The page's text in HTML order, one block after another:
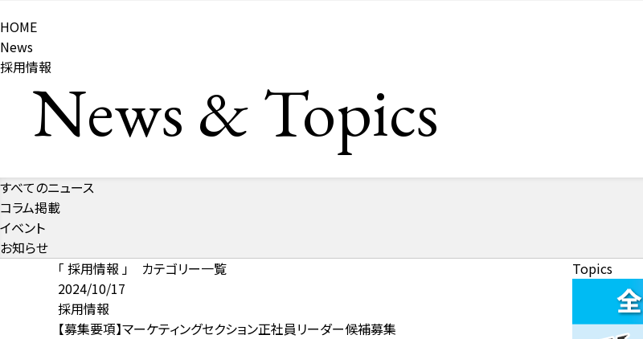
HOME
News
採用情報News & Topics
すべてのニュース
コラム掲載
イベント
お知らせ
「 採用情報 」 カテゴリー一覧
2024/10/17
採用情報
【募集要項】マーケティングセクション正社員リーダー候補募集
Topics